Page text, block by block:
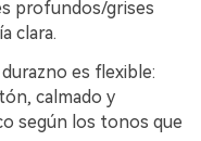
profundos/grises
clara.
es flexible:
calmado y
según los tonos que